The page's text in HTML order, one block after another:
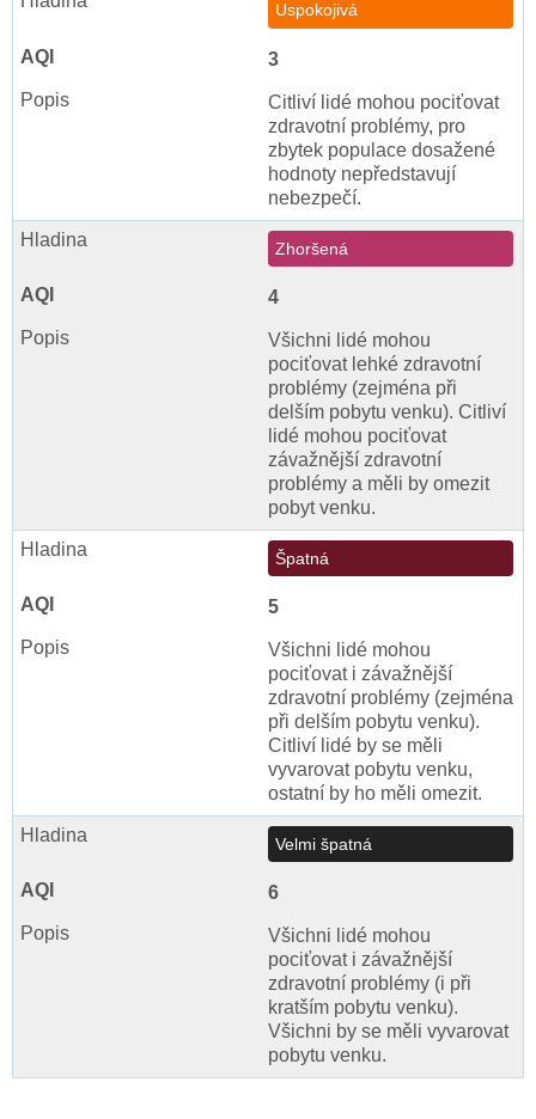
Uspokojivá
3
Citliví lidé mohou pociťovat
zdravotní problémy, pro
zbytek populace dosažené
hodnoty nepředstavují
nebezpečí.
Zhoršená
4
Všichni lidé mohou
pociťovat lehké zdravotní
problémy (zejména při
delším pobytu venku). Citliví
lidé mohou pociťovat
závažnější zdravotní
problémy a měli by omezit
pobyt venku.
Špatná
5
Všichni lidé mohou
pociťovat i závažnější
zdravotní problémy (zejména
při delším pobytu venku).
Citliví lidé by se měli
vyvarovat pobytu venku,
ostatní by ho měli omezit.
Velmi špatná
6
Všichni lidé mohou
pociťovat i závažnější
zdravotní problémy (i při
kratším pobytu venku).
Všichni by se měli vyvarovat
pobytu venku.